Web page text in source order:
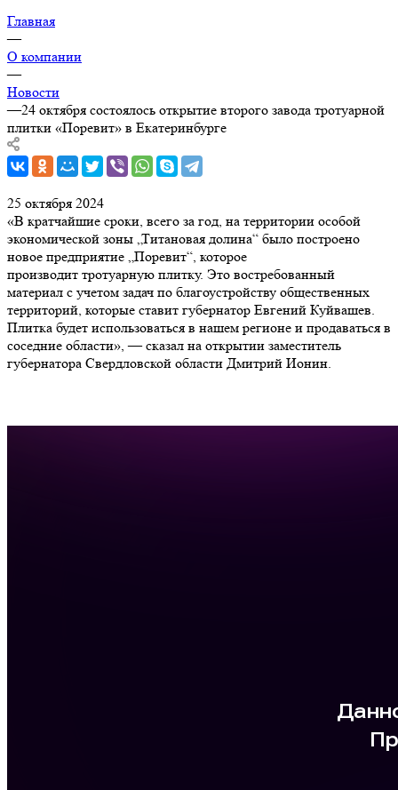
Главная
—
О компании
—
Новости
—24 октября состоялось открытие второго завода тротуарной
плитки «Поревит» в Екатеринбурге
25 октября 2024
«В кратчайшие сроки, всего за год, на территории особой
экономической зоны „Титановая долина“ было построено
новое предприятие „Поревит“, которое
производит тротуарную плитку. Это востребованный
материал с учетом задач по благоустройству общественных
территорий, которые ставит губернатор Евгений Куйвашев.
Плитка будет использоваться в нашем регионе и продаваться в
соседние области», — сказал на открытии заместитель
губернатора Свердловской области Дмитрий Ионин.